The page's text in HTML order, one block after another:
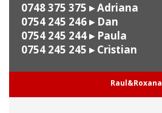
0748 375 375 ▸ Adriana
0754 245 246▸ Dan
0754 245 244▸ Paula
0754 245 245 ▸ Cristian
Raul&Roxana